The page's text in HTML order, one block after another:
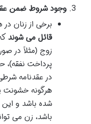
وجود شروط ضمن
برخی از زنان
قائل می شوند
زوج (مثلاً در
پرداخت نفقه)،
در عقدنامه
هرگونه
شده باشد و
باشد، زن می